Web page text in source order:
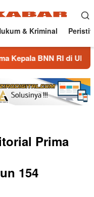
& Kriminal
di UNMA
Prima
154